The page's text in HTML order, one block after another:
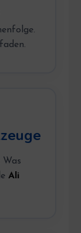
Was
Ali